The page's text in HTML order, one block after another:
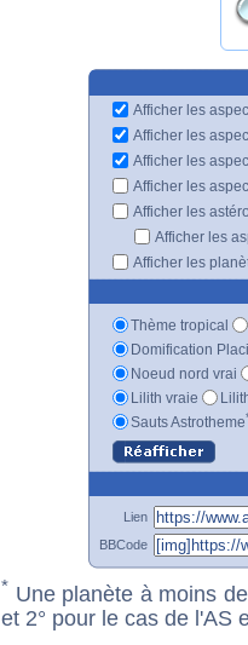
Afficher les
Afficher les
Afficher les
Afficher les
Afficher les
Afficher les
Afficher les
Thème tropical
Domification
Noeud nord vrai
Lilith vraie
Sauts Astrotheme
Lien
BBCode
* Une planète à moins
et 2° pour le cas de l'AS